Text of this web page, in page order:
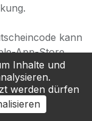
kann
App-Store
Geräte.
Benutzers
Inhalte und
werden dürfen